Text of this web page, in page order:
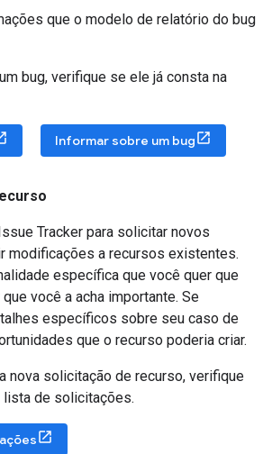
que o modelo de relatório do bug
bug, verifique se ele já consta na
Informar sobre um bug
Tracker para solicitar novos
modificações a recursos existentes.
específica que você quer que
você a acha importante. Se
específicos sobre seu caso de
que o recurso poderia criar.
nova solicitação de recurso, verifique
lista de solicitações.